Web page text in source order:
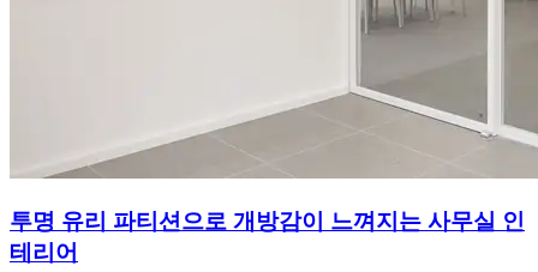
투명 유리 파티션으로 개방감이 느껴지는 사무실 인
테리어